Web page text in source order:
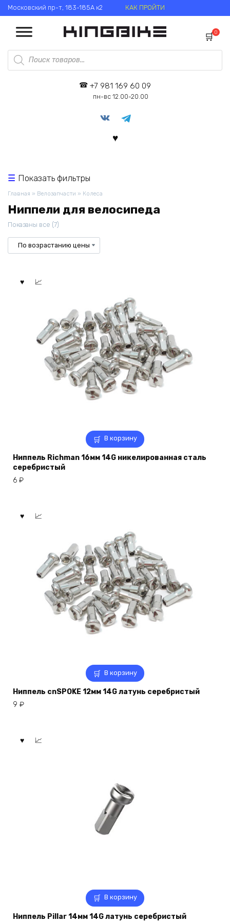
Перейти
к
содержанию
Московский пр-т, 183-185А к2 КАК ПРОЙТИ
Поиск
товаров
0
+7 981 169 60 09
пн-вс 12.00-20.00
Главная » Велозапчасти » Колеса
Ниппели для велосипеда
Показаны все (7)
возрастанию
В корзину
Ниппель Richman 16мм 14G никелированная сталь
серебристый
6 ₽
В корзину
Ниппель cnSPOKE 12мм 14G латунь серебристый
9 ₽
В корзину
Ниппель Pillar 14мм 14G латунь серебристый
Показать фильтры